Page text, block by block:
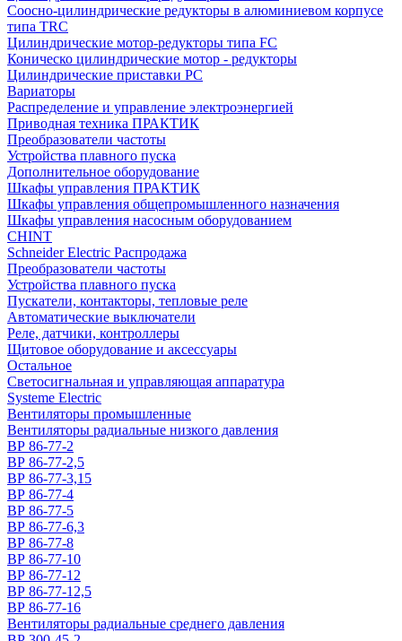
Соосно-цилиндрические редукторы в алюминиевом корпусе
типа TRC
Цилиндрические мотор-редукторы типа FC
Коническо цилиндрические мотор - редукторы
Цилиндрические приставки PC
Вариаторы
Распределение и управление электроэнергией
Приводная техника ПРАКТИК
Преобразователи частоты
Устройства плавного пуска
Дополнительное оборудование
Шкафы управления ПРАКТИК
Шкафы управления общепромышленного назначения
Шкафы управления насосным оборудованием
CHINT
Schneider Electric Распродажа
Преобразователи частоты
Устройства плавного пуска
Пускатели, контакторы, тепловые реле
Автоматические выключатели
Реле, датчики, контроллеры
Щитовое оборудование и аксессуары
Остальное
Светосигнальная и управляющая аппаратура
Systeme Electric
Вентиляторы промышленные
Вентиляторы радиальные низкого давления
ВР 86-77-2
ВР 86-77-2,5
ВР 86-77-3,15
ВР 86-77-4
ВР 86-77-5
ВР 86-77-6,3
ВР 86-77-8
ВР 86-77-10
ВР 86-77-12
ВР 86-77-12,5
ВР 86-77-16
Вентиляторы радиальные среднего давления